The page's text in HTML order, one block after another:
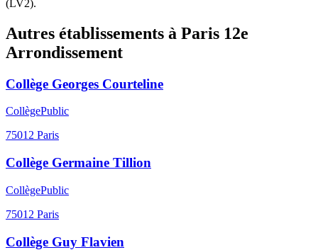
(LV2).
Autres établissements à Paris 12e
Arrondissement
Collège Georges Courteline
CollègePublic
75012 Paris
Collège Germaine Tillion
CollègePublic
75012 Paris
Collège Guy Flavien